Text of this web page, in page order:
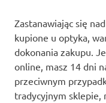
Zastanawiając się
kupione u optyka,
dokonania zakupu.
online, masz 14 dni
przeciwnym
tradycyjnym sklepie,